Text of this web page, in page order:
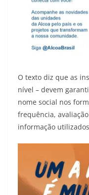
O texto diz que as
nível – devem
nome social nos
frequência,
informação